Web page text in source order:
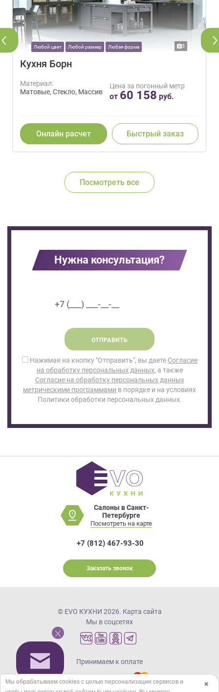
Любой цвет Любой размер Любая форма 5
Кухня Борн
Материал:
Матовые, Стекло, Массив
Цена за погонный метр
от 60 158 руб.
Онлайн расчет Быстрый заказ
Посмотреть все
Нужна консультация?
ОТПРАВИТЬ
Нажимая на кнопку "Отправить", вы даете Согласие
на обработку персональных данных, а также
Согласие на обработку персональных данных
метрическими программами в порядке и на условиях
Политики обработки персональных данных.
Салоны в Санкт-
Петербурге
Посмотреть на карте
+7 (812) 467-93-30
Заказать звонок
© EVO КУХНИ 2026. Карта сайта
Мы в соцсетях
Принимаем к оплате
✖
Мы обрабатываем cookies с целью персонализации сервисов и